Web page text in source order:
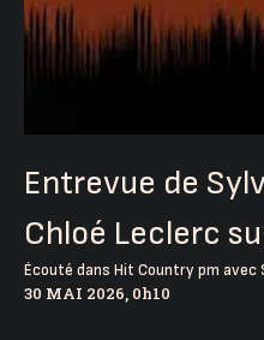
Entrevue de
Chloé Leclerc
Écouté dans Hit Country pm avec
30 MAI 2026, 0h10